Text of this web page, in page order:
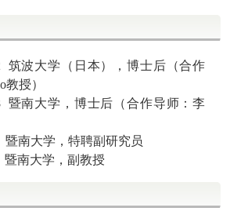
筑波大学（日本），博士后（合作
教授）
暨南大学，博士后（合作导师：李
暨南大学，特聘副研究员
暨南大学，副教授